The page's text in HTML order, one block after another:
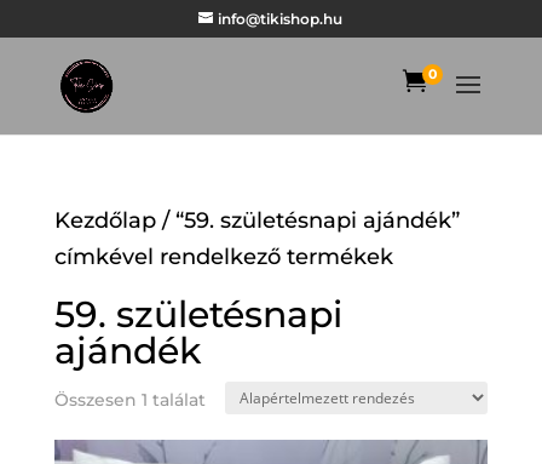
info@tikishop.hu
0
Kezdőlap/ “59. születésnapi ajándék”
címkével rendelkező termékek
59. születésnapi
ajándék
Összesen 1 találat